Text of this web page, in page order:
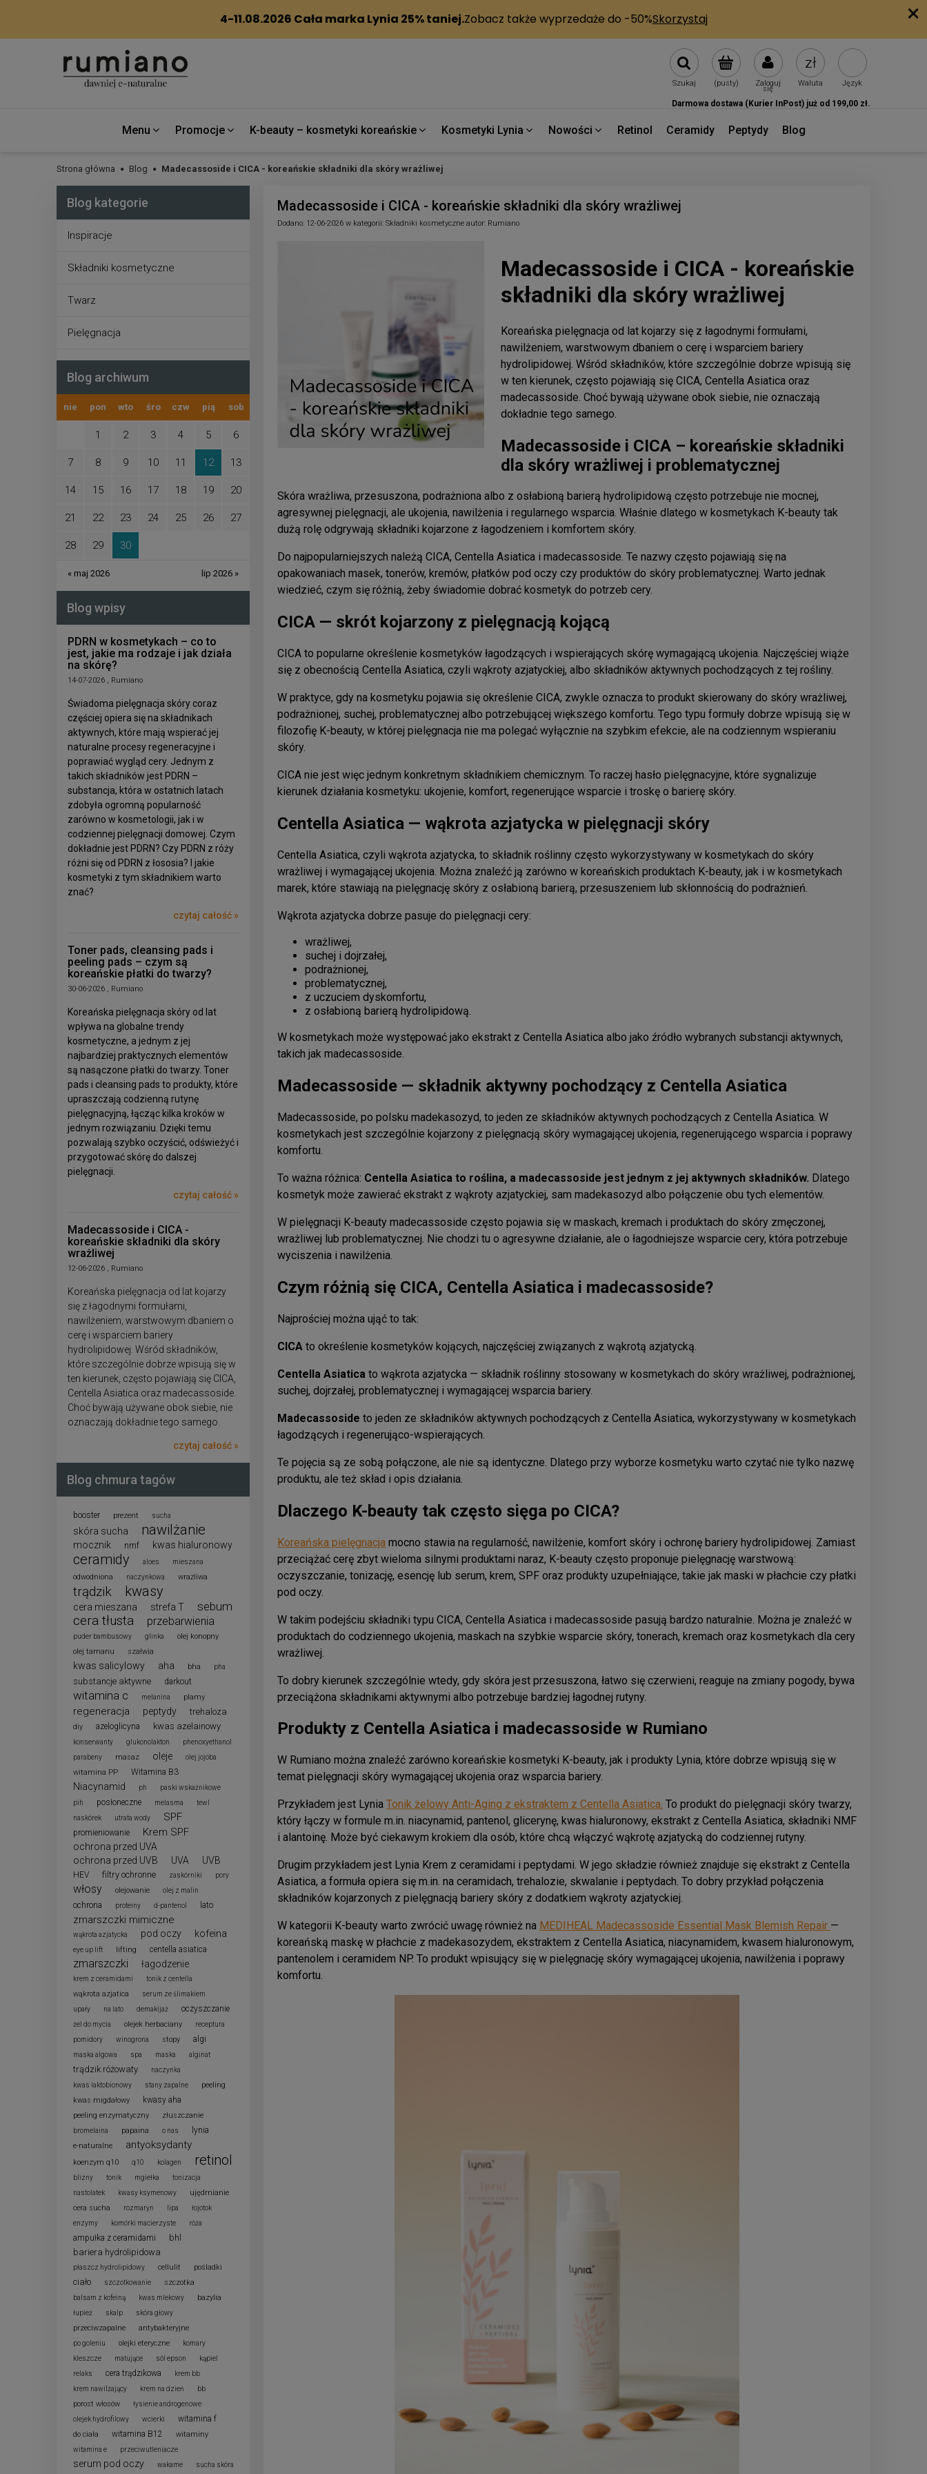
(pusty) Zaloguj
się
Szukaj Waluta Język
Darmowa dostawa (Kurier InPost) już od 199,00 zł.
Menu Promocje K-beauty – kosmetyki koreańskie Kosmetyki Lynia Nowości Retinol Ceramidy Peptydy Blog
Strona główna Blog Madecassoside i CICA - koreańskie składniki dla skóry wrażliwej
Blog kategorie
Inspiracje
Składniki kosmetyczne
Twarz
Pielęgnacja
Blog archiwum
nie pon wto śro czw pią sob
1 2 3 4 5 6
7 8 9 10 11 12 13
14 15 16 17 18 19 20
21 22 23 24 25 26 27
28 29 30
« maj 2026 lip 2026 »
Blog wpisy
PDRN w kosmetykach – co to
jest, jakie ma rodzaje i jak działa
na skórę?
14-07-2026 , Rumiano
Świadoma pielęgnacja skóry coraz
częściej opiera się na składnikach
aktywnych, które mają wspierać jej
naturalne procesy regeneracyjne i
poprawiać wygląd cery. Jednym z
takich składników jest PDRN –
substancja, która w ostatnich latach
zdobyła ogromną popularność
zarówno w kosmetologii, jak i w
codziennej pielęgnacji domowej. Czym
dokładnie jest PDRN? Czy PDRN z róży
różni się od PDRN z łososia? I jakie
kosmetyki z tym składnikiem warto
znać?
czytaj całość »
Toner pads, cleansing pads i
peeling pads – czym są
koreańskie płatki do twarzy?
30-06-2026 , Rumiano
Koreańska pielęgnacja skóry od lat
wpływa na globalne trendy
kosmetyczne, a jednym z jej
najbardziej praktycznych elementów
są nasączone płatki do twarzy. Toner
pads i cleansing pads to produkty, które
upraszczają codzienną rutynę
pielęgnacyjną, łącząc kilka kroków w
jednym rozwiązaniu. Dzięki temu
pozwalają szybko oczyścić, odświeżyć i
przygotować skórę do dalszej
pielęgnacji.
czytaj całość »
Madecassoside i CICA -
koreańskie składniki dla skóry
wrażliwej
12-06-2026 , Rumiano
Koreańska pielęgnacja od lat kojarzy
się z łagodnymi formułami,
nawilżeniem, warstwowym dbaniem o
cerę i wsparciem bariery
hydrolipidowej. Wśród składników,
które szczególnie dobrze wpisują się w
ten kierunek, często pojawiają się CICA,
Centella Asiatica oraz madecassoside.
Choć bywają używane obok siebie, nie
oznaczają dokładnie tego samego.
czytaj całość »
Blog chmura tagów
booster prezent sucha
skóra sucha nawilżanie
mocznik nmf kwas hialuronowy
ceramidy aloes mieszana
odwodniona naczynkowa wrażliwa
trądzik kwasy
cera mieszana strefa T sebum
cera tłusta przebarwienia
puder bambusowy glinka
olej konopny
olej tamanu
szałwia
kwas salicylowy aha bha pha
substancje aktywne darkout
witamina c melanina plamy
regeneracja peptydy trehaloza
diy azeloglicyna kwas azelainowy
konserwanty glukonolakton
phenoxyethanol
parabeny
masaz oleje olej jojoba
witamina PP Witamina B3
Niacynamid ph
paski wskaźnikowe
pih
posłoneczne melasma
tewl
naskórek
utrata wody SPF
promieniowanie Krem SPF
ochrona przed UVA
ochrona przed UVB
UVA UVB
HEV filtry ochronne zaskórniki pory
włosy olejowanie olej z malin
ochrona proteiny d-pantenol lato
zmarszczki mimiczne
wąkrota azjatycka pod oczy kofeina
eye up lift lifting centella asiatica
zmarszczki łagodzenie
krem z ceramidami tonik z centella
wąkrota azjatica
serum ze ślimakiem
upały
na lato demakijaż oczyszczanie
żel do mycia olejek herbaciany
receptura
pomidory
winogrona stopy algi
maska algowa spa maska alginat
trądzik różowaty
naczynka
kwas laktobionowy
stany zapalne
peeling
kwas migdałowy
kwasy aha
peeling enzymatyczny złuszczanie
bromelaina papaina o nas lynia
e-naturalne antyoksydanty
koenzym q10 q10 kolagen retinol
blizny tonik mgiełka
tonizacja
nastolatek
kwasy ksymenowy
ujędrnianie
cera sucha
rozmaryn lipa
łojotok
enzymy
komórki macierzyste róża
ampułka z ceramidami
bhl
bariera hydrolipidowa
płaszcz hydrolipidowy cellulit pośladki
ciało szczotkowanie szczotka
balsam z kofeiną kwas mlekowy bazylia
łupież skalp skóra głowy
przeciwzapalne antybakteryjne
po goleniu olejki eteryczne
komary
kleszcze
matujące sól epson
kąpiel
relaks
cera trądzikowa
krem bb
krem nawilżający
krem na dzień bb
porost włosów
łysienie androgenowe
olejek hydrofilowy
wcierki witamina f
do ciała witamina B12 witaminy
witamina e przeciwutleniacze
serum pod oczy wakame sucha skóra
Madecassoside i CICA - koreańskie składniki dla skóry wrażliwej
Dodano: 12-06-2026 w kategorii: Składniki kosmetyczne autor: Rumiano
Madecassoside i CICA - koreańskie
składniki dla skóry wrażliwej
Koreańska pielęgnacja od lat kojarzy się z łagodnymi formułami,
nawilżeniem, warstwowym dbaniem o cerę i wsparciem bariery
hydrolipidowej. Wśród składników, które szczególnie dobrze wpisują się
w ten kierunek, często pojawiają się CICA, Centella Asiatica oraz
madecassoside. Choć bywają używane obok siebie, nie oznaczają
dokładnie tego samego.
Madecassoside i CICA – koreańskie składniki
dla skóry wrażliwej i problematycznej
Skóra wrażliwa, przesuszona, podrażniona albo z osłabioną barierą hydrolipidową często potrzebuje nie mocnej,
agresywnej pielęgnacji, ale ukojenia, nawilżenia i regularnego wsparcia. Właśnie dlatego w kosmetykach K-beauty tak
dużą rolę odgrywają składniki kojarzone z łagodzeniem i komfortem skóry.
Do najpopularniejszych należą CICA, Centella Asiatica i madecassoside. Te nazwy często pojawiają się na
opakowaniach masek, tonerów, kremów, płatków pod oczy czy produktów do skóry problematycznej. Warto jednak
wiedzieć, czym się różnią, żeby świadomie dobrać kosmetyk do potrzeb cery.
CICA — skrót kojarzony z pielęgnacją kojącą
CICA to popularne określenie kosmetyków łagodzących i wspierających skórę wymagającą ukojenia. Najczęściej wiąże
się z obecnością Centella Asiatica, czyli wąkroty azjatyckiej, albo składników aktywnych pochodzących z tej rośliny.
W praktyce, gdy na kosmetyku pojawia się określenie CICA, zwykle oznacza to produkt skierowany do skóry wrażliwej,
podrażnionej, suchej, problematycznej albo potrzebującej większego komfortu. Tego typu formuły dobrze wpisują się w
filozofię K-beauty, w której pielęgnacja nie ma polegać wyłącznie na szybkim efekcie, ale na codziennym wspieraniu
skóry.
CICA nie jest więc jednym konkretnym składnikiem chemicznym. To raczej hasło pielęgnacyjne, które sygnalizuje
kierunek działania kosmetyku: ukojenie, komfort, regenerujące wsparcie i troskę o barierę skóry.
Centella Asiatica — wąkrota azjatycka w pielęgnacji skóry
Centella Asiatica, czyli wąkrota azjatycka, to składnik roślinny często wykorzystywany w kosmetykach do skóry
wrażliwej i wymagającej ukojenia. Można znaleźć ją zarówno w koreańskich produktach K-beauty, jak i w kosmetykach
marek, które stawiają na pielęgnację skóry z osłabioną barierą, przesuszeniem lub skłonnością do podrażnień.
Wąkrota azjatycka dobrze pasuje do pielęgnacji cery:
wrażliwej,
suchej i dojrzałej,
podrażnionej,
problematycznej,
z uczuciem dyskomfortu,
z osłabioną barierą hydrolipidową.
W kosmetykach może występować jako ekstrakt z Centella Asiatica albo jako źródło wybranych substancji aktywnych,
takich jak madecassoside.
Madecassoside — składnik aktywny pochodzący z Centella Asiatica
Madecassoside, po polsku madekasozyd, to jeden ze składników aktywnych pochodzących z Centella Asiatica. W
kosmetykach jest szczególnie kojarzony z pielęgnacją skóry wymagającej ukojenia, regenerującego wsparcia i poprawy
komfortu.
To ważna różnica: Centella Asiatica to roślina, a madecassoside jest jednym z jej aktywnych składników. Dlatego
kosmetyk może zawierać ekstrakt z wąkroty azjatyckiej, sam madekasozyd albo połączenie obu tych elementów.
W pielęgnacji K-beauty madecassoside często pojawia się w maskach, kremach i produktach do skóry zmęczonej,
wrażliwej lub problematycznej. Nie chodzi tu o agresywne działanie, ale o łagodniejsze wsparcie cery, która potrzebuje
wyciszenia i nawilżenia.
Czym różnią się CICA, Centella Asiatica i madecassoside?
Najprościej można ująć to tak:
CICA to określenie kosmetyków kojących, najczęściej związanych z wąkrotą azjatycką.
Centella Asiatica to wąkrota azjatycka — składnik roślinny stosowany w kosmetykach do skóry wrażliwej, podrażnionej,
suchej, dojrzałej, problematycznej i wymagającej wsparcia bariery.
Madecassoside to jeden ze składników aktywnych pochodzących z Centella Asiatica, wykorzystywany w kosmetykach
łagodzących i regenerująco-wspierających.
Te pojęcia są ze sobą połączone, ale nie są identyczne. Dlatego przy wyborze kosmetyku warto czytać nie tylko nazwę
produktu, ale też skład i opis działania.
Dlaczego K-beauty tak często sięga po CICA?
Koreańska pielęgnacja mocno stawia na regularność, nawilżenie, komfort skóry i ochronę bariery hydrolipidowej. Zamiast
przeciążać cerę zbyt wieloma silnymi produktami naraz, K-beauty często proponuje pielęgnację warstwową:
oczyszczanie, tonizację, esencję lub serum, krem, SPF oraz produkty uzupełniające, takie jak maski w płachcie czy płatki
pod oczy.
W takim podejściu składniki typu CICA, Centella Asiatica i madecassoside pasują bardzo naturalnie. Można je znaleźć w
produktach do codziennego ukojenia, maskach na szybkie wsparcie skóry, tonerach, kremach oraz kosmetykach dla cery
wrażliwej.
To dobry kierunek szczególnie wtedy, gdy skóra jest przesuszona, łatwo się czerwieni, reaguje na zmiany pogody, bywa
przeciążona składnikami aktywnymi albo potrzebuje bardziej łagodnej rutyny.
Produkty z Centella Asiatica i madecassoside w Rumiano
W Rumiano można znaleźć zarówno koreańskie kosmetyki K-beauty, jak i produkty Lynia, które dobrze wpisują się w
temat pielęgnacji skóry wymagającej ukojenia oraz wsparcia bariery.
Przykładem jest Lynia Tonik żelowy Anti-Aging z ekstraktem z Centella Asiatica. To produkt do pielęgnacji skóry twarzy,
który łączy w formule m.in. niacynamid, pantenol, glicerynę, kwas hialuronowy, ekstrakt z Centella Asiatica, składniki NMF
i alantoinę. Może być ciekawym krokiem dla osób, które chcą włączyć wąkrotę azjatycką do codziennej rutyny.
Drugim przykładem jest Lynia Krem z ceramidami i peptydami. W jego składzie również znajduje się ekstrakt z Centella
Asiatica, a formuła opiera się m.in. na ceramidach, trehalozie, skwalanie i peptydach. To dobry przykład połączenia
składników kojarzonych z pielęgnacją bariery skóry z dodatkiem wąkroty azjatyckiej.
W kategorii K-beauty warto zwrócić uwagę również na MEDIHEAL Madecassoside Essential Mask Blemish Repair —
koreańską maskę w płachcie z madekasozydem, ekstraktem z Centella Asiatica, niacynamidem, kwasem hialuronowym,
pantenolem i ceramidem NP. To produkt wpisujący się w pielęgnację skóry wymagającej ukojenia, nawilżenia i poprawy
komfortu.